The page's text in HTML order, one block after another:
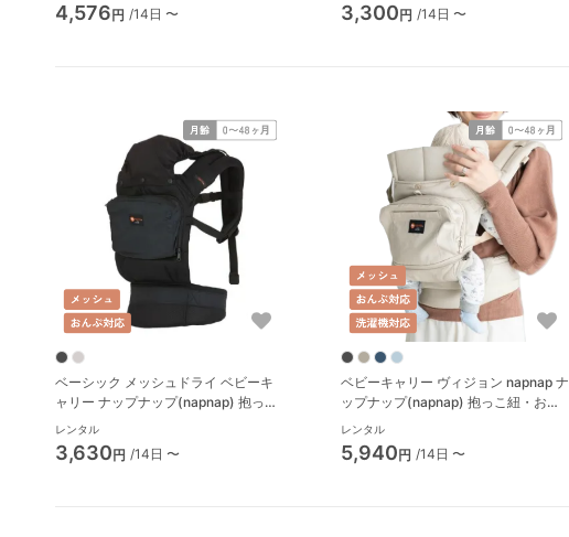
4,576円 /14日 〜 3,300円 /14日 〜
ベーシック メッシュドライ ベビーキ
ャリー ナップナップ(napnap) 抱っこ
紐・おんぶ紐
レンタル
3,630円 /14日 〜
ベビーキャリー ヴィジョン napnap ナ
ップナップ(napnap) 抱っこ紐・おん
ぶ紐
レンタル
5,940円 /14日 〜